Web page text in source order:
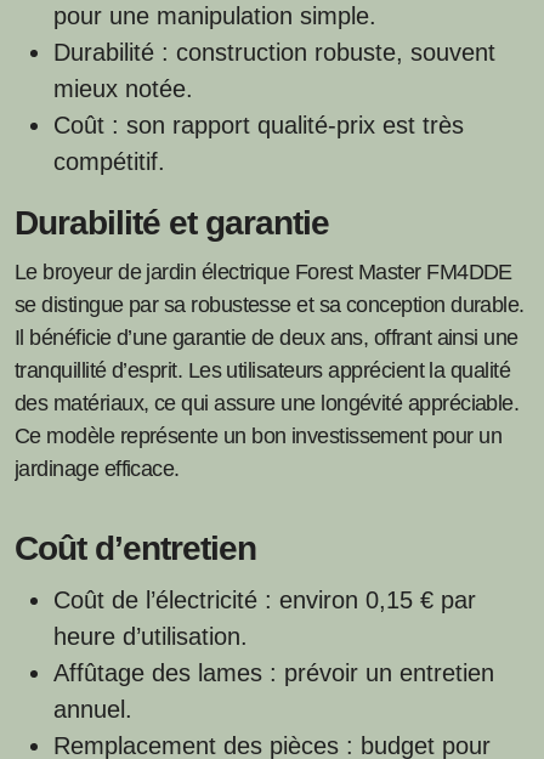
pour une manipulation simple.
Durabilité : construction robuste, souvent
mieux notée.
Coût : son rapport qualité-prix est très
compétitif.
Durabilité et garantie
Le broyeur de jardin électrique Forest Master FM4DDE
se distingue par sa robustesse et sa conception durable.
Il bénéficie d’une garantie de deux ans, offrant ainsi une
tranquillité d’esprit. Les utilisateurs apprécient la qualité
des matériaux, ce qui assure une longévité appréciable.
Ce modèle représente un bon investissement pour un
jardinage efficace.
Coût d’entretien
Coût de l’électricité : environ 0,15 € par
heure d’utilisation.
Affûtage des lames : prévoir un entretien
annuel.
Remplacement des pièces : budget pour